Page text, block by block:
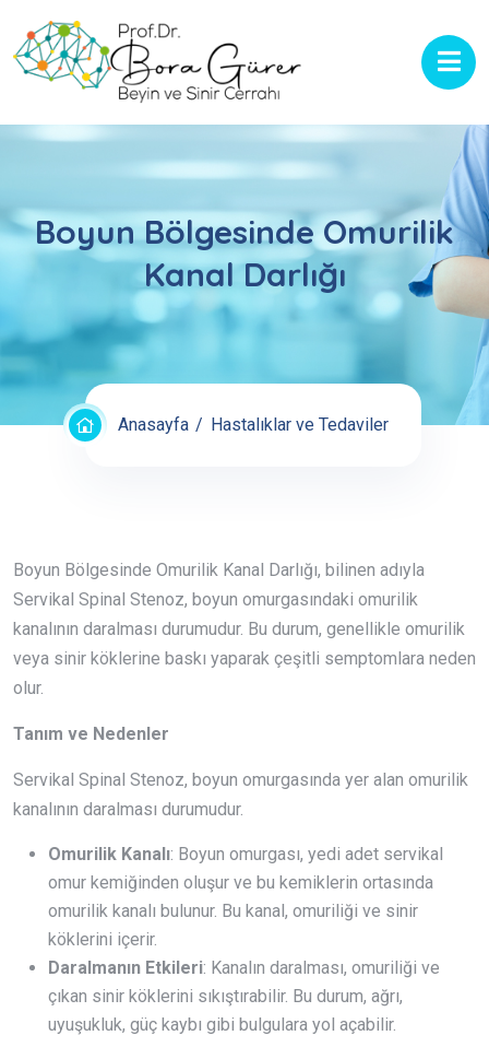
Boyun Bölgesinde Omurilik
Kanal Darlığı
Anasayfa Hastalıklar ve Tedaviler
Boyun Bölgesinde Omurilik Kanal Darlığı, bilinen adıyla
Servikal Spinal Stenoz, boyun omurgasındaki omurilik
kanalının daralması durumudur. Bu durum, genellikle omurilik
veya sinir köklerine baskı yaparak çeşitli semptomlara neden
olur.
Tanım ve Nedenler
Servikal Spinal Stenoz, boyun omurgasında yer alan omurilik
kanalının daralması durumudur.
Omurilik Kanalı: Boyun omurgası, yedi adet servikal
omur kemiğinden oluşur ve bu kemiklerin ortasında
omurilik kanalı bulunur. Bu kanal, omuriliği ve sinir
köklerini içerir.
Daralmanın Etkileri: Kanalın daralması, omuriliği ve
çıkan sinir köklerini sıkıştırabilir. Bu durum, ağrı,
uyuşukluk, güç kaybı gibi bulgulara yol açabilir.